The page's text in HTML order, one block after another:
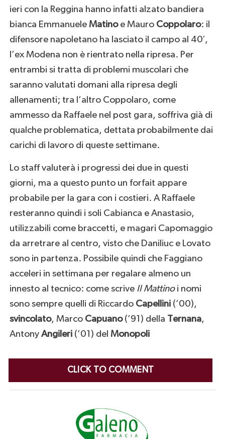
ieri con la Reggina hanno infatti alzato bandiera
bianca Emmanuele Matinoe Mauro Coppolaro: il
difensore napoletano ha lasciato il campo al 40′,
l’ex Modena non è rientrato nella ripresa. Per
entrambi si tratta di problemi muscolari che
saranno valutati domani alla ripresa degli
allenamenti; tra l’altro Coppolaro, come
ammesso da Raffaele nel post gara, soffriva già di
qualche problematica, dettata probabilmente dai
carichi di lavoro di queste settimane.
Lo staff valuterà i progressi dei due in questi
giorni, ma a questo punto un forfait appare
probabile per la gara con i costieri. A Raffaele
resteranno quindi i soli Cabianca e Anastasio,
utilizzabili come braccetti, e magari Capomaggio
da arretrare al centro, visto che Daniliuc e Lovato
sono in partenza. Possibile quindi che Faggiano
acceleri in settimana per regalare almeno un
innesto al tecnico: come scrive Il Mattinoi nomi
sono sempre quelli di Riccardo Capellini(’00),
svincolato, Marco Capuano(’91) della Ternana,
Antony Angileri(’01) del Monopoli
CLICK TO COMMENT